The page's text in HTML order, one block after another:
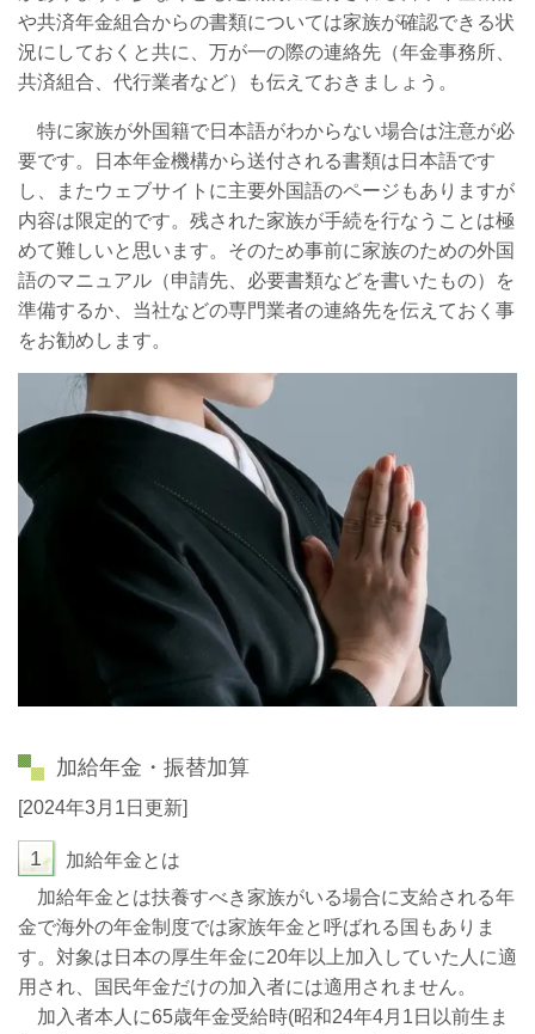
や共済年金組合からの書類については家族が確認できる状
況にしておくと共に、万が一の際の連絡先（年金事務所、
共済組合、代行業者など）も伝えておきましょう。
特に家族が外国籍で日本語がわからない場合は注意が必
要です。日本年金機構から送付される書類は日本語です
し、またウェブサイトに主要外国語のページもありますが
内容は限定的です。残された家族が手続を行なうことは極
めて難しいと思います。そのため事前に家族のための外国
語のマニュアル（申請先、必要書類などを書いたもの）を
準備するか、当社などの専門業者の連絡先を伝えておく事
をお勧めします。
加給年金・振替加算
[2024年3月1日更新]
1
加給年金とは
加給年金とは扶養すべき家族がいる場合に支給される年
金で海外の年金制度では家族年金と呼ばれる国もありま
す。対象は日本の厚生年金に20年以上加入していた人に適
用され、国民年金だけの加入者には適用されません。
加入者本人に65歳年金受給時(昭和24年4月1日以前生ま